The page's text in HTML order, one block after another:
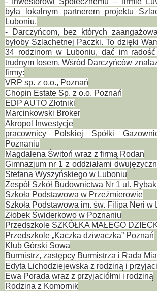
była lokalnym partnerem projektu
Luboniu.
- Darczyńcom, bez których
byłoby Szlachetnej Paczki. To dzięki
34 rodzinom w Luboniu, dać im
trudnym losem. Wśród Darczyńców
firmy:
VRP sp. z o.o., Poznań
Chopin Estate Sp. z o.o. Poznań
EDP AUTO Złotniki
Marcinkowski Broker
Akropol Inwestycje
pracownicy Polskiej Spółki
Poznaniu
Magdalena Świtoń wraz z firmą Rodan
Gimnazjum nr 1 z oddziałami
Stefana Wyszyńskiego w Luboniu
Zespół Szkół Budownictwa Nr 1 ul.
Szkoła Podstawowa w Przeźmierowie
Szkoła Podstawowa im. św. Filipa Neri w
Żłobek Świderkowo w Poznaniu
Przedszkole SZKÓŁKA MAŁEGO
Przedszkole „Kaczka dziwaczka” Poznań
Klub Górski Sowa
Burmistrz, zastępcy Burmistrza i Rada
Edyta Lichodziejewska z rodziną i
Ewa Porada wraz z przyjaciółmi i rodziną
Rodzina z Komornik